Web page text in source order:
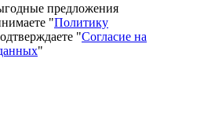
предложения
"Политику
"Согласие на
"